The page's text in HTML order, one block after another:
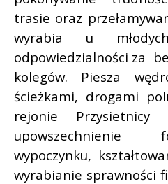
trasie oraz
wyrabia u
odpowiedzialności za
kolegów. Piesza
ścieżkami, drogami
rejonie Przysietnicy
upowszechnienie
wypoczynku,
wyrabianie sprawności